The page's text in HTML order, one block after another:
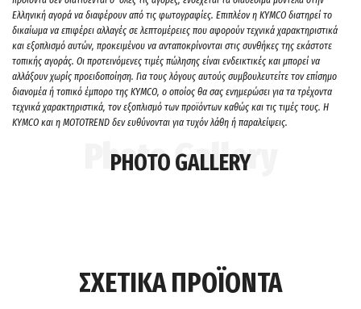
Ελληνική αγορά να διαφέρουν από τις φωτογραφίες. Επιπλέον η KYMCO διατηρεί το
δικαίωμα να επιφέρει αλλαγές σε λεπτομέρειες που αφορούν τεχνικά χαρακτηριστικά
και εξοπλισμό αυτών, προκειμένου να ανταποκρίνονται στις συνθήκες της εκάστοτε
τοπικής αγοράς. Οι προτεινόμενες τιμές πώλησης είναι ενδεικτικές και μπορεί να
αλλάξουν χωρίς προειδοποίηση. Για τους λόγους αυτούς συμβουλευτείτε τον επίσημο
διανομέα ή τοπικό έμπορο της ΚΥΜCO, ο οποίος θα σας ενημερώσει για τα τρέχοντα
τεχνικά χαρακτηριστικά, τον εξοπλισμό των προϊόντων καθώς και τις τιμές τους. H
KYMCO και η MOTOTREND δεν ευθύνονται για τυχόν λάθη ή παραλείψεις.
PHOTO GALLERY
ΣΧΕΤΙΚΑ ΠΡΟΪΟΝΤΑ